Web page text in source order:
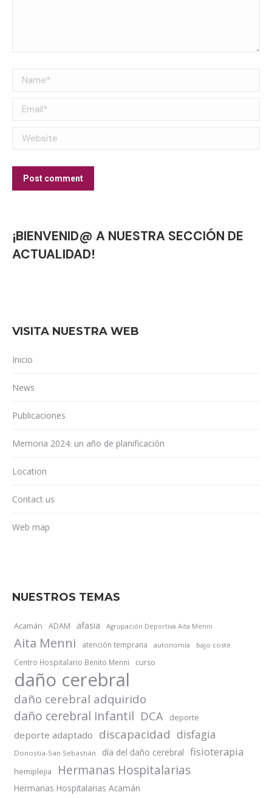
Name *
Email *
Website
Post comment
¡BIENVENID@ A NUESTRA SECCIÓN DE
ACTUALIDAD!
VISITA NUESTRA WEB
Inicio
News
Publicaciones
Memoria 2024: un año de planificación
Location
Contact us
Web map
NUESTROS TEMAS
Acamán ADAM afasia Agrupación Deportiva Aita Menni
Aita Menni atención temprana autonomía bajo coste
Centro Hospitalario Benito Menni curso
daño cerebral
daño cerebral adquirido
daño cerebral infantil DCA deporte
deporte adaptado discapacidad disfagia
Donostia-San Sebastián día del daño cerebral fisioterapia
hemiplejia Hermanas Hospitalarias
Hermanas Hospitalarias Acamán